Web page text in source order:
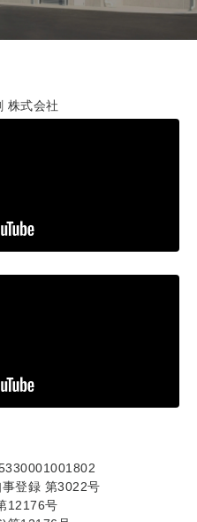
株式会社
登録 第3022号
12176号